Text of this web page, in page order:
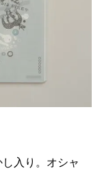
入り。オシャ